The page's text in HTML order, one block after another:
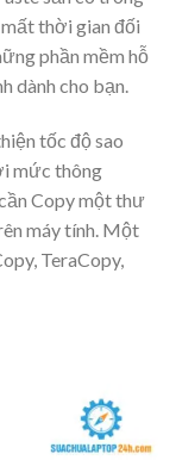
thời gian đối
phần mềm hỗ
dành cho bạn.
tốc độ sao
mức thông
Copy một thư
máy tính. Một
TeraCopy,